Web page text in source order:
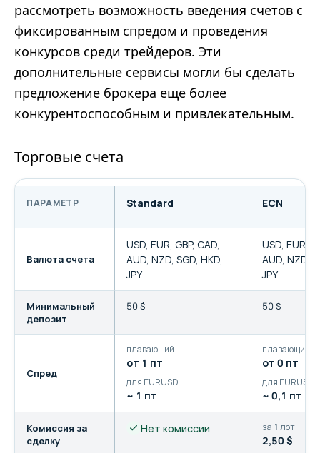
рассмотреть возможность введения счетов с
фиксированным спредом и проведения
конкурсов среди трейдеров. Эти
дополнительные сервисы могли бы сделать
предложение брокера еще более
конкурентоспособным и привлекательным.
Торговые счета
ПАРАМЕТР Standard ECN
Валюта счета
USD, EUR, GBP, CAD,
AUD, NZD, SGD, HKD,
JPY
USD, EUR,
AUD, NZD,
JPY
Минимальный
депозит
50 $ 50 $
Спред
плавающий
от 1 пт
для EURUSD
~ 1 пт
плавающий
от 0 пт
для EURUSD
~ 0,1 пт
Комиссия за
сделку
Нет комиссии за 1 лот
2,50 $